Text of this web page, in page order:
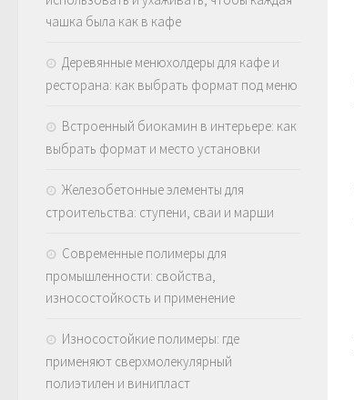
чашка была как в кафе
Деревянные менюхолдеры для кафе и
ресторана: как выбрать формат под меню
Встроенный биокамин в интерьере: как
выбрать формат и место установки
Железобетонные элементы для
строительства: ступени, сваи и марши
Современные полимеры для
промышленности: свойства,
износостойкость и применение
Износостойкие полимеры: где
применяют сверхмолекулярный
полиэтилен и винипласт